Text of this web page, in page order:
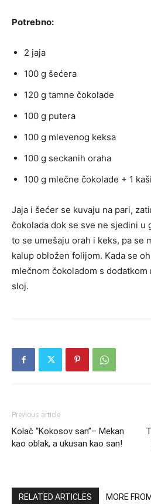
Potrebno:
2 jaja
100 g šećera
120 g tamne čokolade
100 g putera
100 g mlevenog keksa
100 g seckanih oraha
100 g mlečne čokolade + 1
Jaja i šećer se kuvaju na pari,
čokolada dok se sve ne sjedini u
to se umešaju orah i keks, pa se
kalup obložen folijom. Kada se
mlečnom čokoladom s
sloj.
Previous article
Kolač “Kokosov san”– Mekan
kao oblak, a ukusan kao san!
RELATED ARTICLES MORE